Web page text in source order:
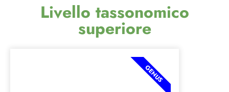
Livello tassonomico
superiore
GENUS